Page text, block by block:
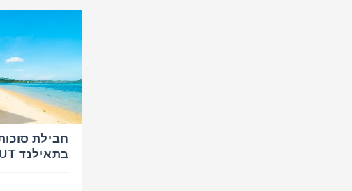
חבילת
בתאילנד SOLD OUT